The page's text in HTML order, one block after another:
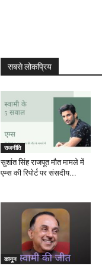
सबसे लोकप्रिय
राजनीति
सुशांत सिंह राजपूत मौत मामले में
एम्स की रिपोर्ट पर संसदीय...
कानून